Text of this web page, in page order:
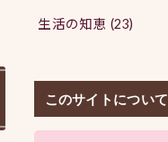
生活の知恵 (23)
このサイトについて